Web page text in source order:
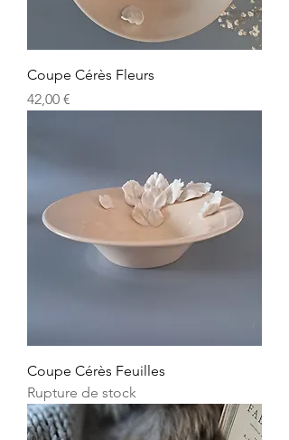
Coupe Cérès Fleurs
Prix
42,00 €
Coupe Cérès Feuilles
Rupture de stock